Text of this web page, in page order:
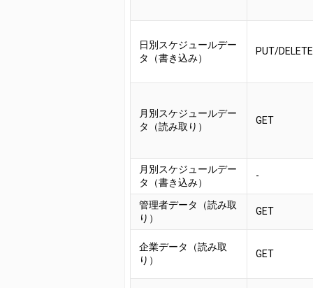
日別スケジュールデー
タ（書き込み）
PUT/DELETE
月別スケジュールデー
タ（読み取り）
GET
月別スケジュールデー
タ（書き込み）
-
管理者データ（読み取
り）
GET
企業データ（読み取
り）
GET